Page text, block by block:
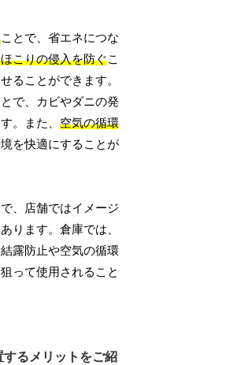
ことで、省エネにつな
こりの侵入を防ぐこ
ることができます。
とで、カビやダニの発
。また、空気の循環
を快適にすることが
、店舗ではイメージ
ります。倉庫では、
露防止や空気の循環
って使用されること
るメリットをご紹